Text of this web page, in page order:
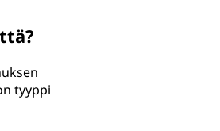
tyyppi